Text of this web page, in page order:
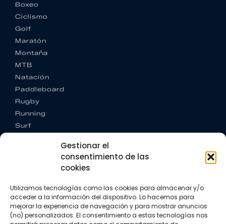
Gestionar el
consentimiento de las
cookies
Utilizamos tecnologías como las cookies para almacenar y/o
acceder a la información del dispositivo. Lo hacemos para
mejorar la experiencia de navegación y para mostrar anuncios
(no) personalizados. El consentimiento a estas tecnologías nos
Boxeo
Ciclismo
Golf
Maratón
Montaña
MTB
Natación
Paddleboard
Rugby
Running
Surf
CONTACTO
+34 662 342 177
info@vkssport.com
SÍGUENOS